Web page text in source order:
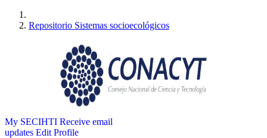
Repositorio Sistemas socioecológicos
My SECIHTI Receive email
updates Edit Profile